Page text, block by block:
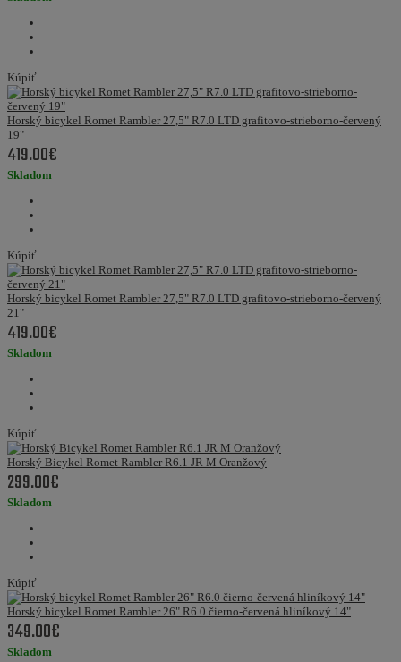
Kúpiť
Horský bicykel Romet Rambler 27,5" R7.0 LTD grafitovo-strieborno-červený
19"
419.00€
Skladom
Kúpiť
Horský bicykel Romet Rambler 27,5" R7.0 LTD grafitovo-strieborno-červený
21"
419.00€
Skladom
Kúpiť
Horský Bicykel Romet Rambler R6.1 JR M Oranžový
299.00€
Skladom
Kúpiť
Horský bicykel Romet Rambler 26" R6.0 čierno-červená hliníkový 14"
349.00€
Skladom